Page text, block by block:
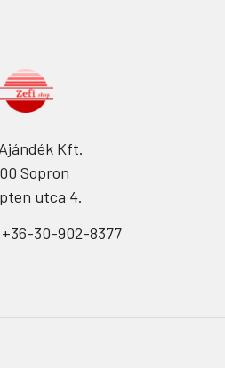
Kft.
Sopron
utca 4.
30-902-8377